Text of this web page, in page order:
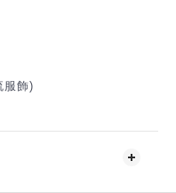
服飾)